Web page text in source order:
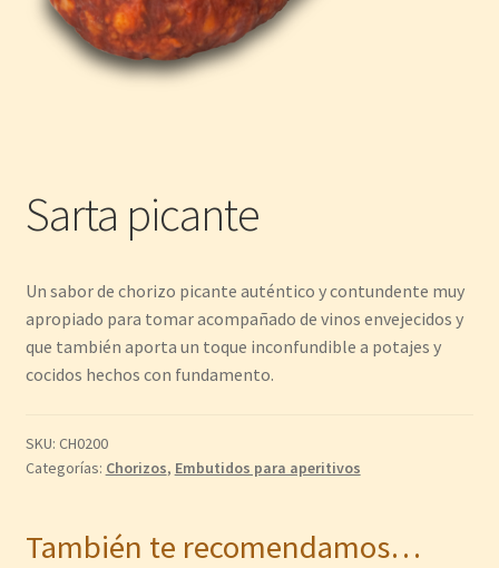
Sarta picante
Un sabor de chorizo picante auténtico y contundente muy
apropiado para tomar acompañado de vinos envejecidos y
que también aporta un toque inconfundible a potajes y
cocidos hechos con fundamento.
SKU: CH0200
Categorías: Chorizos, Embutidos para aperitivos
También te recomendamos…